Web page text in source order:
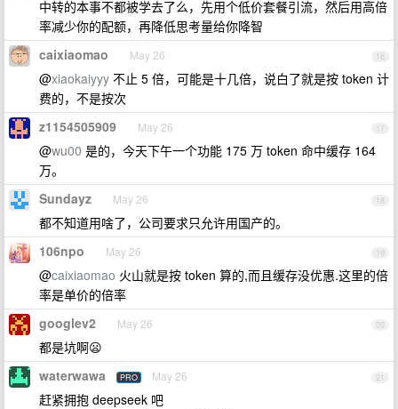
中转的本事不都被学去了么，先用个低价套餐引流，然后用高倍
率减少你的配额，再降低思考量给你降智
16
caixiaomao May 26
@xiaokaiyyy 不止 5 倍，可能是十几倍，说白了就是按 token 计
费的，不是按次
17
z1154505909 May 26
@wu00 是的，今天下午一个功能 175 万 token 命中缓存 164
万。
18
Sundayz May 26
都不知道用啥了，公司要求只允许用国产的。
19
106npo May 26
@caixiaomao 火山就是按 token 算的,而且缓存没优惠.这里的倍
率是单价的倍率
20
googlev2 May 26
都是坑啊😦
21
waterwawa PRO May 26
赶紧拥抱 deepseek 吧